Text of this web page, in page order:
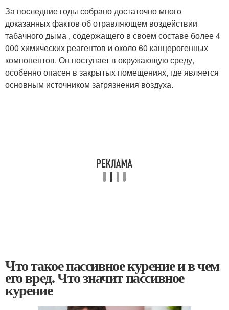
За последние годы собрано достаточно много
доказанных фактов об отравляющем воздействии
табачного дыма , содержащего в своем составе более 4
000 химических реагентов и около 60 канцерогенных
компонентов. Он поступает в окружающую среду,
особенно опасен в закрытых помещениях, где является
основным источником загрязнения воздуха.
Что такое пассивное курение и в чем
его вред. Что значит пассивное
курение